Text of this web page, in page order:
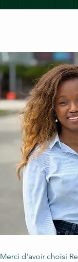
Merci d'avoir choisi